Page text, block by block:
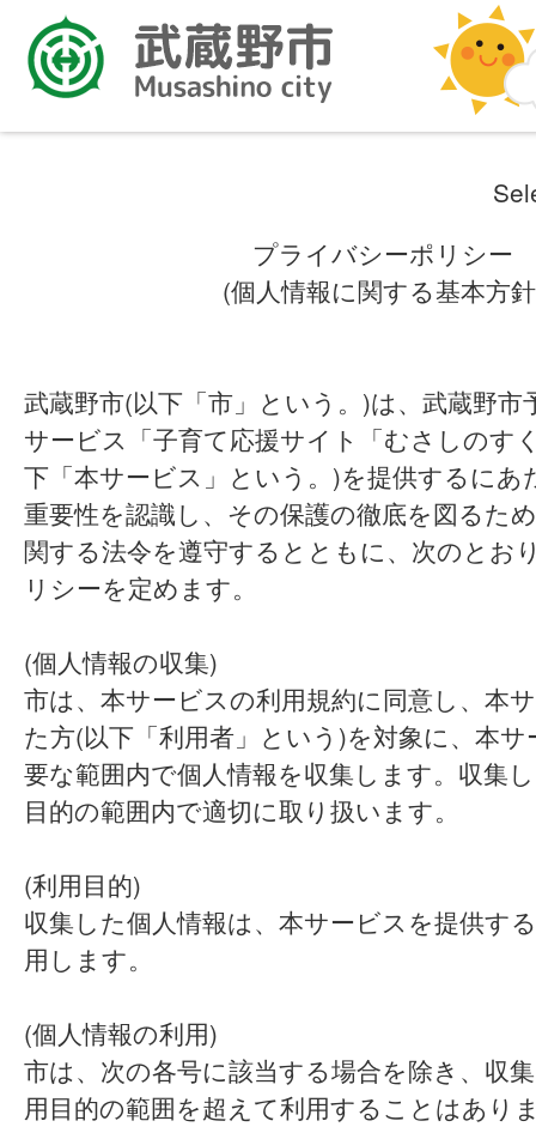
プライバシーポリシー
(個人情報に関する基本方
武蔵野市(以下「市」という。)は、武蔵野市
サービス「子育て応援サイト「むさしのす
下「本サービス」という。)を提供するにあ
重要性を認識し、その保護の徹底を図るた
関する法令を遵守するとともに、次のとお
リシーを定めます。
(個人情報の収集)
市は、本サービスの利用規約に同意し、本
た方(以下「利用者」という)を対象に、本
要な範囲内で個人情報を収集します。収集
目的の範囲内で適切に取り扱います。
(利用目的)
収集した個人情報は、本サービスを提供す
用します。
(個人情報の利用)
市は、次の各号に該当する場合を除き、収
用目的の範囲を超えて利用することはあり